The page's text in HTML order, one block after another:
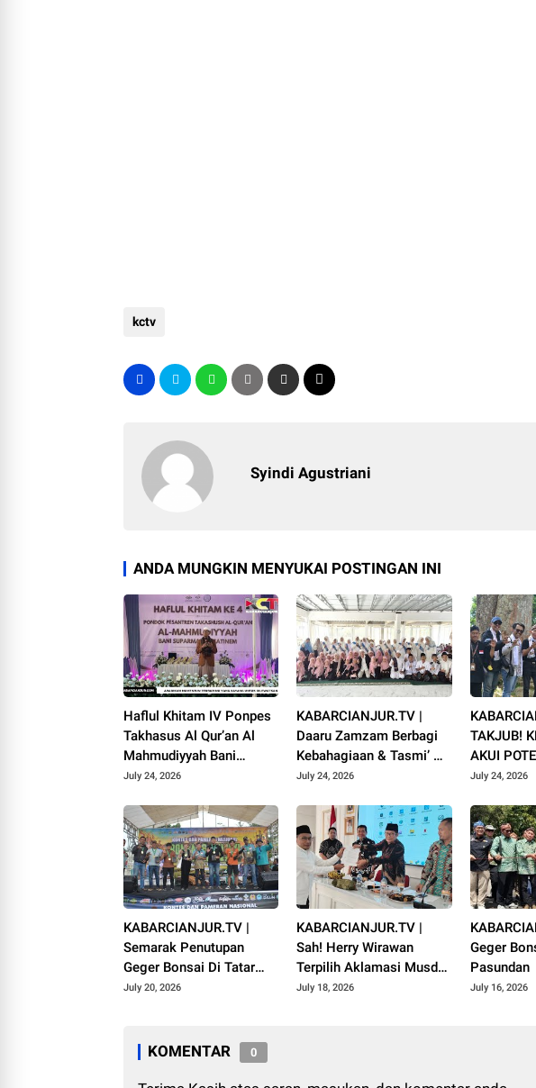
kctv
Syindi Agustriani
ANDA MUNGKIN MENYUKAI POSTINGAN INI
Haflul Khitam IV Ponpes
Takhasus Al Qur’an Al
Mahmudiyyah Bani
Suparman Assatinem
July 24, 2026
KABARCIANJUR.TV |
Daaru Zamzam Berbagi
Kebahagiaan & Tasmi’ Al
Qur’an Sambut Muharram
July 24, 2026
TAKJUB!
AKUI
GUNUNG
July 24, 2026
KABARCIANJUR.TV |
Semarak Penutupan
Geger Bonsai Di Tatar
Pasundan
July 20, 2026
KABARCIANJUR.TV |
Sah! Herry Wirawan
Terpilih Aklamasi Musda
VI ICMI Orda Cianjur
July 18, 2026
Geger
Pasundan
July 16, 2026
KOMENTAR 0